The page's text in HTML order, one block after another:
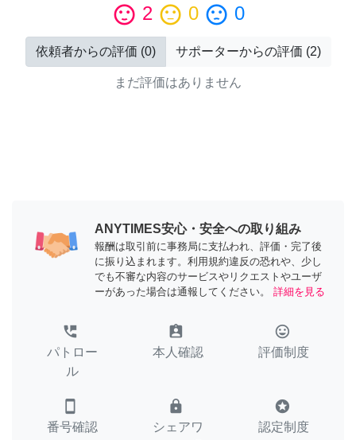
sentiment_satisfied 2 sentiment_neutral 0 sentiment_dissatisfied 0
依頼者からの評価 (0) サポーターからの評価 (2)
まだ評価はありません
ANYTIMES安心・安全への取り組み
報酬は取引前に事務局に支払われ、評価・完了後
に振り込まれます。利用規約違反の恐れや、少し
でも不審な内容のサービスやリクエストやユーザ
ーがあった場合は通報してください。
詳細を見る
perm_phone_msg
パトロー
ル
assignment_ind
本人確認
tag_faces
評価制度
smartphone
番号確認
lock
シェアワ
stars
認定制度